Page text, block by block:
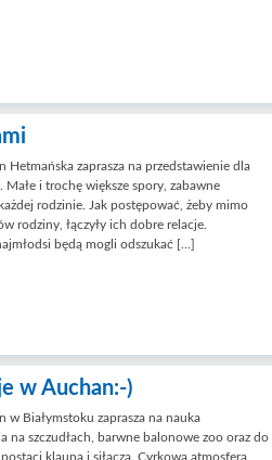
Hetmańska zaprasza na przedstawienie dla
Małe i trochę większe spory, zabawne
rodzinie. Jak postępować, żeby mimo
rodziny, łączyły ich dobre relacje.
będą mogli odszukać […]
w Auchan:-)
Białymstoku zaprasza na nauka
na szczudłach, barwne balonowe zoo oraz do
klauna i siłacza. Cyrkowa atmosfera